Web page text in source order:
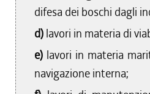
difesa dei boschi dagli
d) lavori in materia di
e) lavori in materia
navigazione interna;